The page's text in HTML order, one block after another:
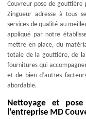
Couvreur pose de gouttière
Zingueur adresse à tous
services de qualité au
appliqué par notre
mettre en place, du
totale de la gouttière, de la
fournitures qui
et de bien d’autres
abordable.
Nettoyage et
l’entreprise MD